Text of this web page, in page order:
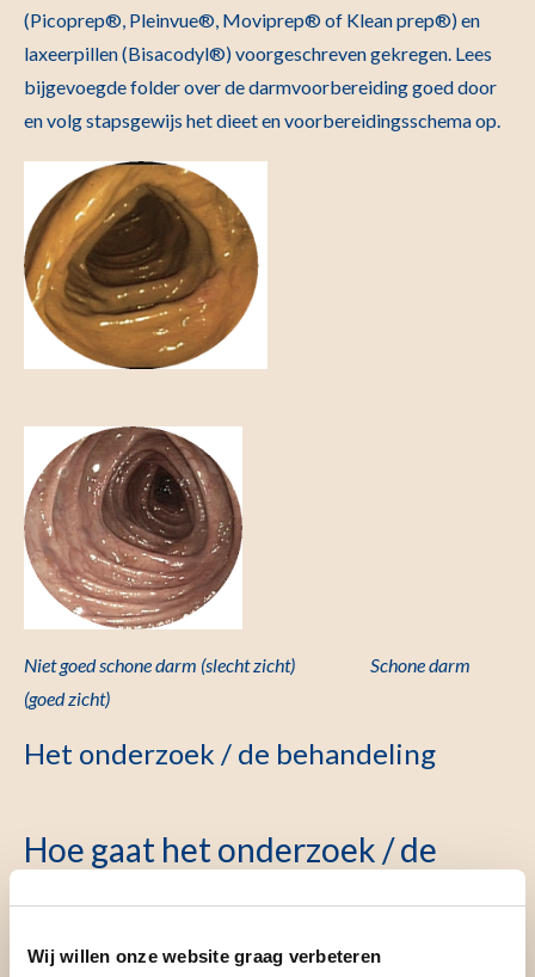
Wij willen onze website graag verbeteren
(Picoprep®, Pleinvue®, Moviprep® of Klean prep®)en
laxeerpillen (Bisacodyl®) voorgeschreven gekregen. Lees
bijgevoegde folder over de darmvoorbereiding goed door
en volg stapsgewijs het dieet en voorbereidingsschema op.
Niet goed schone darm (slecht zicht) Schone darm
(goed zicht)
Het onderzoek / de behandeling
Hoe gaat het onderzoek / de
behandeling in zijn werk?